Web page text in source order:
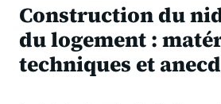
Construction du
du logement :
techniques et